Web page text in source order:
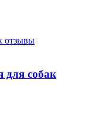
отзывы
для собак